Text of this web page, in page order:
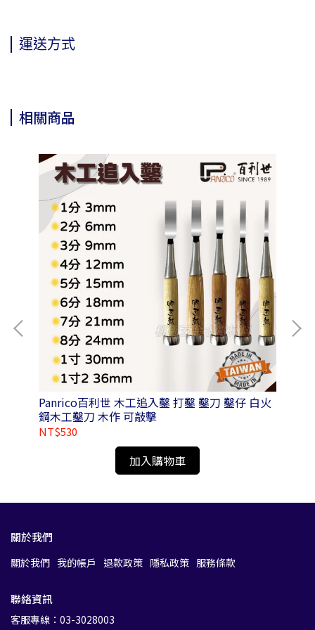
運送方式
相關商品
Panrico百利世 木工追入鑿 打鑿 鑿刀 鑿仔 白火
鋼木工鑿刀 木作 可敲擊
NT$530
加入購物車
關於我們
關於我們 我的帳戶 退款政策 隱私政策 服務條款
聯絡資訊
客服專線：03-3028003